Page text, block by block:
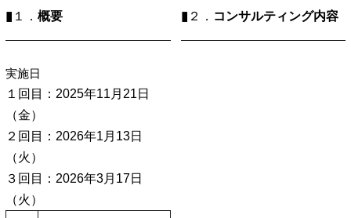
▮ １． 概要 ▮ ２． コンサルティング内容
実施日
１回目：2025年11月21日
（金）
２回目：2026年1月13日
（火）
３回目：2026年3月17日
（火）